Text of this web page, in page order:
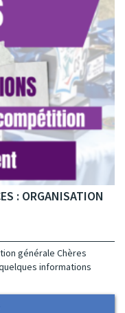
: ORGANISATION
générale Chères
informations